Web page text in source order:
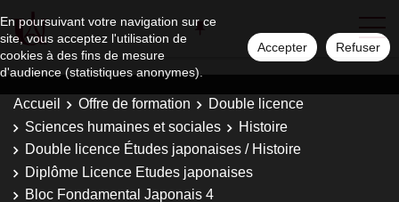
En poursuivant votre navigation sur ce
site, vous acceptez l'utilisation de
cookies à des fins de mesure
d'audience (statistiques anonymes).
Accepter Refuser
Accueil Offre de formation
Double licence
Sciences humaines et sociales
Histoire
Double licence Études japonaises / Histoire
Diplôme Licence Etudes japonaises
Bloc Fondamental Japonais 4